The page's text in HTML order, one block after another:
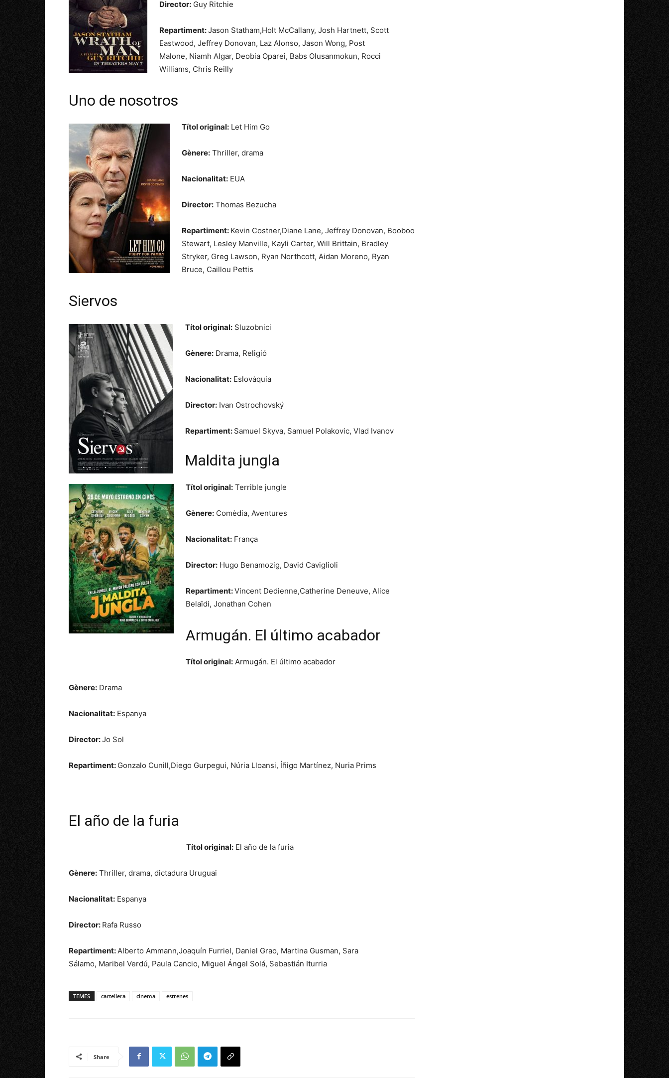
Director: Guy Ritchie
Repartiment:Jason Statham,Holt McCallany, Josh Hartnett, Scott
Eastwood, Jeffrey Donovan, Laz Alonso, Jason Wong, Post
Malone, Niamh Algar, Deobia Oparei, Babs Olusanmokun, Rocci
Williams, Chris Reilly
Uno de nosotros
Títol original: Let Him Go
Gènere: Thriller, drama
Nacionalitat: EUA
Director: Thomas Bezucha
Repartiment: Kevin Costner,Diane Lane, Jeffrey Donovan, Booboo
Stewart, Lesley Manville, Kayli Carter, Will Brittain, Bradley
Stryker, Greg Lawson, Ryan Northcott, Aidan Moreno, Ryan
Bruce, Caillou Pettis
Siervos
Títol original: Sluzobnici
Gènere: Drama, Religió
Nacionalitat: Eslovàquia
Director: Ivan Ostrochovský
Repartiment: Samuel Skyva, Samuel Polakovic, Vlad Ivanov
Maldita jungla
Títol original: Terrible jungle
Gènere: Comèdia, Aventures
Nacionalitat: França
Director: Hugo Benamozig, David Caviglioli
Repartiment:Vincent Dedienne,Catherine Deneuve, Alice
Belaïdi, Jonathan Cohen
Armugán. El último acabador
Títol original: Armugán. El último acabador
Gènere: Drama
Nacionalitat: Espanya
Director:Jo Sol
Repartiment: Gonzalo Cunill,Diego Gurpegui, Núria Lloansi, Íñigo Martínez, Nuria Prims
El año de la furia
Títol original: El año de la furia
Gènere: Thriller, drama, dictadura Uruguai
Nacionalitat: Espanya
Director: Rafa Russo
Repartiment: Alberto Ammann,Joaquín Furriel, Daniel Grao, Martina Gusman, Sara
Sálamo, Maribel Verdú, Paula Cancio, Miguel Ángel Solá, Sebastián Iturria
TEMES cartellera cinema estrenes
Share